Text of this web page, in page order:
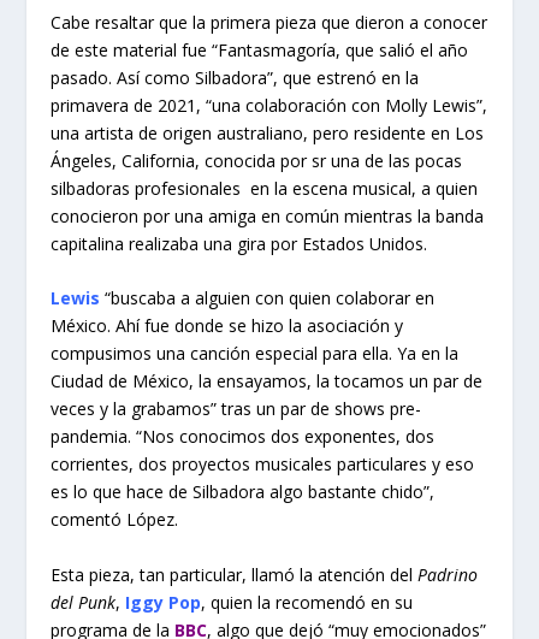
Cabe resaltar que la primera pieza que dieron a conocer
de este material fue “Fantasmagoría, que salió el año
pasado. Así como Silbadora”, que estrenó en la
primavera de 2021, “una colaboración con Molly Lewis”,
una artista de origen australiano, pero residente en Los
Ángeles, California, conocida por sr una de las pocas
silbadoras profesionales en la escena musical, a quien
conocieron por una amiga en común mientras la banda
capitalina realizaba una gira por Estados Unidos.
Lewis “buscaba a alguien con quien colaborar en
México. Ahí fue donde se hizo la asociación y
compusimos una canción especial para ella. Ya en la
Ciudad de México, la ensayamos, la tocamos un par de
veces y la grabamos” tras un par de shows pre-
pandemia. “Nos conocimos dos exponentes, dos
corrientes, dos proyectos musicales particulares y eso
es lo que hace de Silbadora algo bastante chido”,
comentó López.
Esta pieza, tan particular, llamó la atención del Padrino
del Punk, Iggy Pop, quien la recomendó en su
programa de la BBC, algo que dejó “muy emocionados”